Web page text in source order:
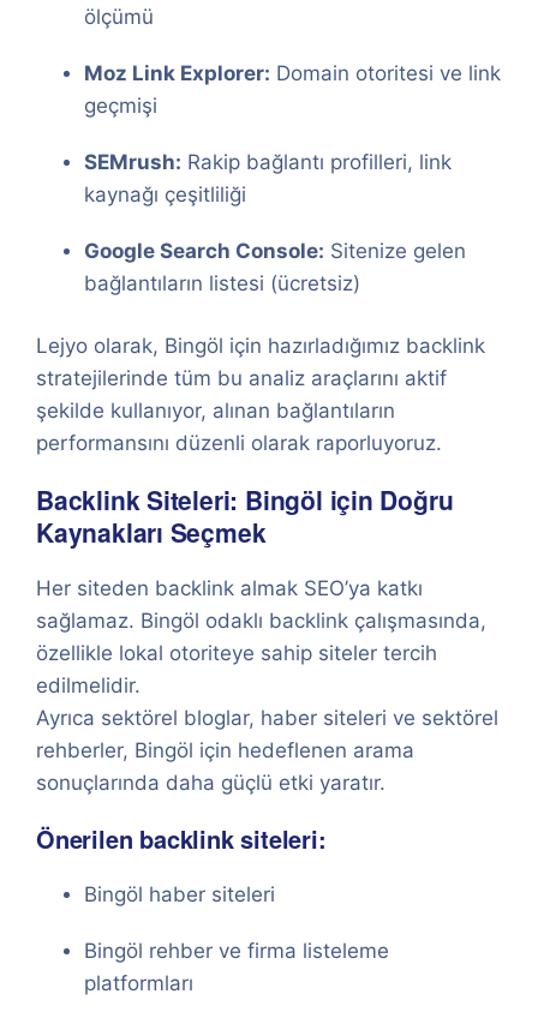
ölçümü
Moz Link Explorer: Domain otoritesi ve link
geçmişi
SEMrush: Rakip bağlantı profilleri, link
kaynağı çeşitliliği
Google Search Console: Sitenize gelen
bağlantıların listesi (ücretsiz)
Lejyo olarak, Bingöl için hazırladığımız backlink
stratejilerinde tüm bu analiz araçlarını aktif
şekilde kullanıyor, alınan bağlantıların
performansını düzenli olarak raporluyoruz.
Backlink Siteleri: Bingöl için Doğru
Kaynakları Seçmek
Her siteden backlink almak SEO’ya katkı
sağlamaz. Bingöl odaklı backlink çalışmasında,
özellikle lokal otoriteye sahip siteler tercih
edilmelidir.
Ayrıca sektörel bloglar, haber siteleri ve sektörel
rehberler, Bingöl için hedeflenen arama
sonuçlarında daha güçlü etki yaratır.
Önerilen backlink siteleri:
Bingöl haber siteleri
Bingöl rehber ve firma listeleme
platformları